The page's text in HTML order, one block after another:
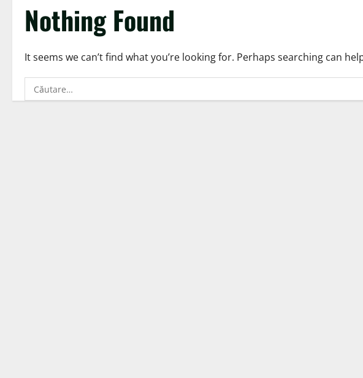
Nothing Found
It seems we can’t find what you’re looking for. Perhaps searching can
Caută
după: